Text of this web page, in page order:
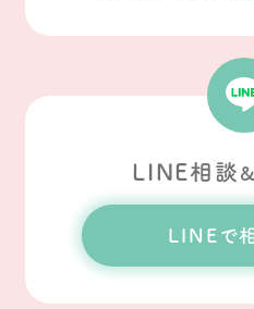
LINE相談&
LINEで